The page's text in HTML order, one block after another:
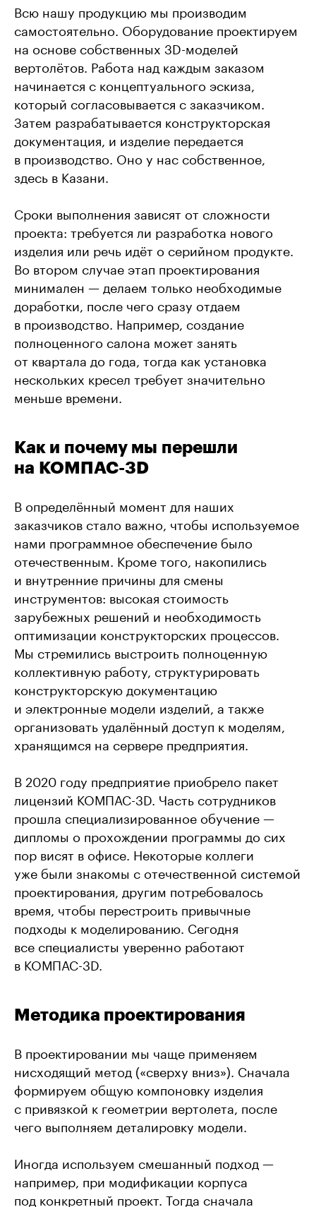
Всю нашу продукцию мы производим
самостоятельно. Оборудование проектируем
на основе собственных 3D-моделей
вертолётов. Работа над каждым заказом
начинается с концептуального эскиза,
который согласовывается с заказчиком.
Затем разрабатывается конструкторская
документация, и изделие передается
в производство. Оно у нас собственное,
здесь в Казани.
Сроки выполнения зависят от сложности
проекта: требуется ли разработка нового
изделия или речь идёт о серийном продукте.
Во втором случае этап проектирования
минимален — делаем только необходимые
доработки, после чего сразу отдаем
в производство. Например, создание
полноценного салона может занять
от квартала до года, тогда как установка
нескольких кресел требует значительно
меньше времени.
Как и почему мы перешли
на КОМПАС-3D
В определённый момент для наших
заказчиков стало важно, чтобы используемое
нами программное обеспечение было
отечественным. Кроме того, накопились
и внутренние причины для смены
инструментов: высокая стоимость
зарубежных решений и необходимость
оптимизации конструкторских процессов.
Мы стремились выстроить полноценную
коллективную работу, структурировать
конструкторскую документацию
и электронные модели изделий, а также
организовать удалённый доступ к моделям,
хранящимся на сервере предприятия.
В 2020 году предприятие приобрело пакет
лицензий КОМПАС-3D. Часть сотрудников
прошла специализированное обучение —
дипломы о прохождении программы до сих
пор висят в офисе. Некоторые коллеги
уже были знакомы с отечественной системой
проектирования, другим потребовалось
время, чтобы перестроить привычные
подходы к моделированию. Сегодня
все специалисты уверенно работают
в КОМПАС-3D.
Методика проектирования
В проектировании мы чаще применяем
нисходящий метод («сверху вниз»). Сначала
формируем общую компоновку изделия
с привязкой к геометрии вертолета, после
чего выполняем деталировку модели.
Иногда используем смешанный подход —
например, при модификации корпуса
под конкретный проект. Тогда сначала